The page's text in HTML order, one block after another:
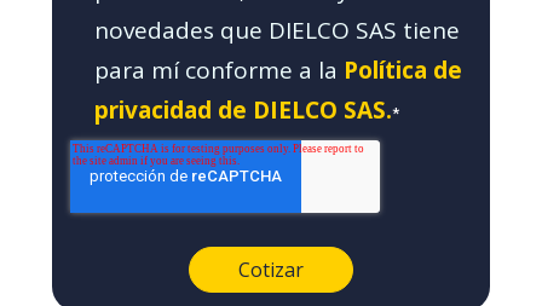
novedades que DIELCO SAS tiene
para mí conforme a la Política de
privacidad de DIELCO SAS.*